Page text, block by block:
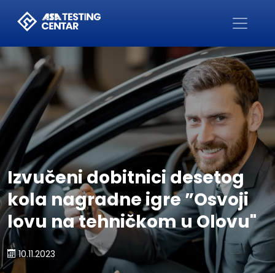
Početna
Izvučeni dobitnici desetog
kola nagradne igre ”Osvoji
lovu na tehničkom u Olovu"
10.11.2023